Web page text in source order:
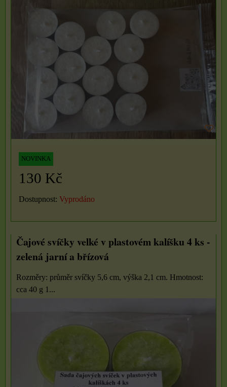
NOVINKA
130 Kč
Dostupnost: Vyprodáno
Čajové svíčky velké v plastovém kalíšku 4 ks -
zelená jarní a břízová
Rozměry: průměr svíčky 5,6 cm, výška 2,1 cm. Hmotnost:
cca 40 g 1...